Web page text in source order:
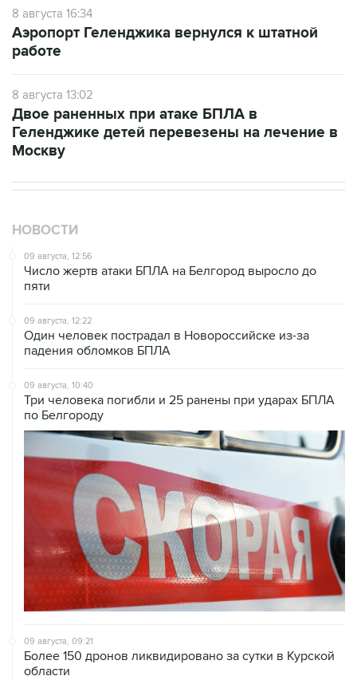
8 августа 16:34
Аэропорт Геленджика вернулся к штатной
работе
8 августа 13:02
Двое раненных при атаке БПЛА в
Геленджике детей перевезены на лечение в
Москву
НОВОСТИ
09 августа, 12:56
Число жертв атаки БПЛА на Белгород выросло до
пяти
09 августа, 12:22
Один человек пострадал в Новороссийске из-за
падения обломков БПЛА
09 августа, 10:40
Три человека погибли и 25 ранены при ударах БПЛА
по Белгороду
09 августа, 09:21
Более 150 дронов ликвидировано за сутки в Курской
области